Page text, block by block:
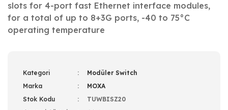
slots for 4-port fast Ethernet interface modules,
for a total of up to 8+3G ports, -40 to 75°C
operating temperature
Kategori
Modüler Switch
Marka
MOXA
Stok Kodu
TUWBISZ20